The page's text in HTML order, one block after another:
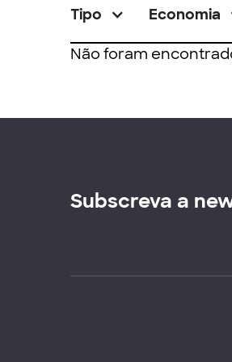
Tipo Economia
Não foram
Subscreva a